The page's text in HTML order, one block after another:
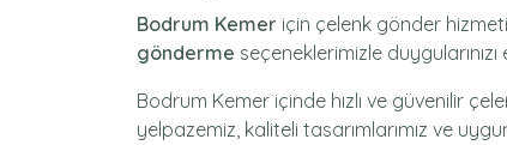
Bodrum Kemer için çelenk gönder
gönderme seçeneklerimizle
Bodrum Kemer içinde hızlı ve güvenilir
yelpazemiz, kaliteli tasarımlarımız ve